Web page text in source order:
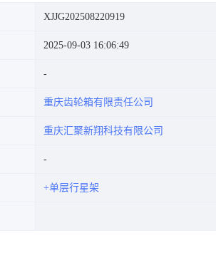
XJJG202508220919
2025-09-03 16:06:49
重庆齿轮箱有限责任公司
重庆汇聚新翔科技有限公司
+单层行星架